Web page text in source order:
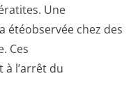
Une
étéobservée chez des
Ces
l’arrêt du